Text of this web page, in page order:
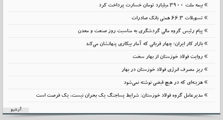
بیمه ملت 3900 میلیارد تومان خسارت پرداخت کرد
تسهیلات 66.3 همتی بانک صادرات
پیام رئیس گروه مالی گردشگری به مناسبت روز صنعت و معدن
بازار کار ایران؛ چهار قربانی که آمار بیکاری پنهانشان می‌کند
روایت فولاد خوزستان از بهار سخت
ریز مصرف انرژی فولاد خوزستان در بهار
هزینه‌ای که در هیچ قبضی نوشته نمی‌شود
مدیرعامل گروه فولاد خوزستان: شرایط پساجنگ یک بحران نیست، یک فرصت است
آرشیو